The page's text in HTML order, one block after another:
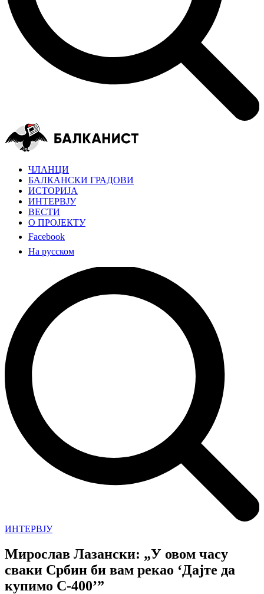
ЧЛАНЦИ
БАЛКАНСКИ ГРАДОВИ
ИСТОРИЈА
ИНТЕРВЈУ
ВЕСТИ
О ПРОЈЕКТУ
Facebook
На русском
ИНТЕРВЈУ
Мирослав Лазански: „У овом часу
сваки Србин би вам рекао ‘Дајте да
купимо С-400’”